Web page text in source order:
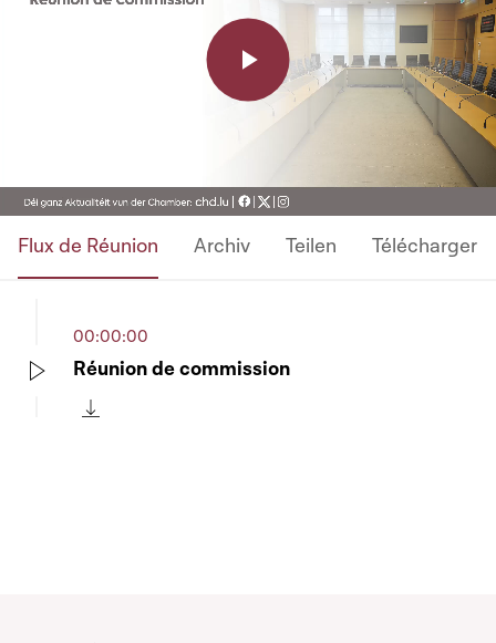
Play
Video
Flux de Réunion Archiv Teilen Télécharger
00:00:00
Réunion de commission